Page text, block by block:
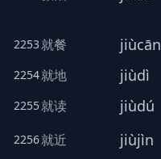
2253就餐 jiùcān
2254就地 jiùdì
2255就读 jiùdú
2256就近 jiùjìn